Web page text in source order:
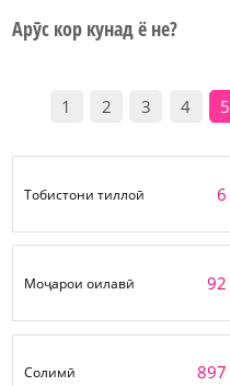
Арӯс кор кунад ё не?
1 2 3 4 5
Тобистони тиллоӣ 6
Моҷарои оилавӣ 92
Солимӣ 897